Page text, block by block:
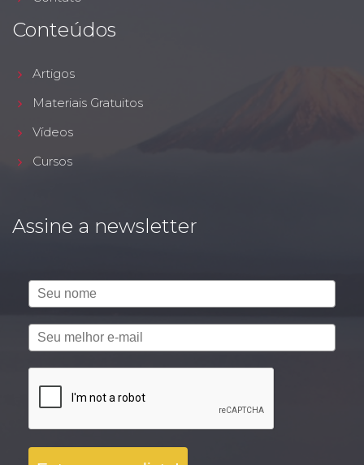
Conteúdos
Artigos
Materiais Gratuitos
Vídeos
Cursos
Assine a newsletter